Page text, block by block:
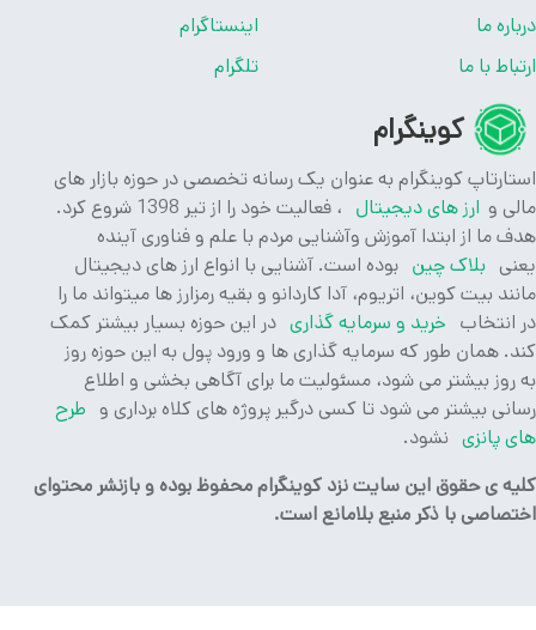
کوینگرام
کوینگرام به عنوان یک رسانه تخصصی در حوزه بازار های
و ارز های دیجیتال
، فعالیت خود را از تیر 1398 شروع کرد.
ما از ابتدا آموزش وآشنایی مردم با علم و فناوری آینده
بلاک چین بوده است. آشنایی با انواع ارز های دیجیتال
بیت کوین، اتریوم، آدا کاردانو و بقیه رمزارز ها میتواند ما را
خرید و سرمایه گذاری در این حوزه بسیار بیشتر کمک
همان طور که سرمایه گذاری ها و ورود پول به این حوزه روز
بیشتر می شود، مسئولیت ما برای آگاهی بخشی و اطلاع
بیشتر می شود تا کسی درگیر پروژه های کلاه برداری و طرح
پانزی نشود.
ما
با ما
اینستاگرام
تلگرام
ی حقوق این سایت نزد کوینگرام محفوظ بوده و بازنشر محتوای
با ذکر منبع بلامانع است.